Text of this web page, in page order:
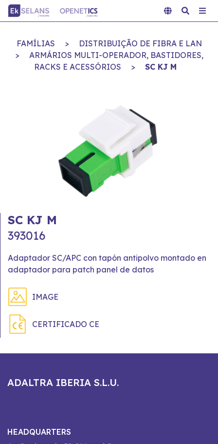
FAMÍLIAS >
DISTRIBUIÇÃO DE FIBRA E LAN
>
ARMÁRIOS MULTI-OPERADOR, BASTIDORES,
RACKS E ACESSÓRIOS
> SC KJ M
SC KJ M
393016
Adaptador SC/APC con tapón antipolvo montado en
adaptador para patch panel de datos
IMAGE
CERTIFICADO CE
ADALTRA IBERIA S.L.U.
HEADQUARTERS